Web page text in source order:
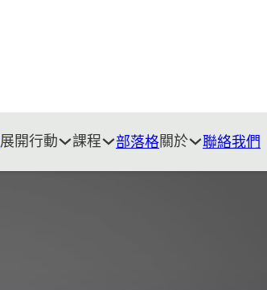
展開行動 課程 部落格關於 聯絡我們